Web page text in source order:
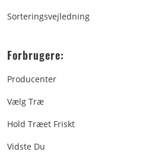
Sorteringsvejledning
Forbrugere:
Producenter
Vælg Træ
Hold Træet Friskt
Vidste Du